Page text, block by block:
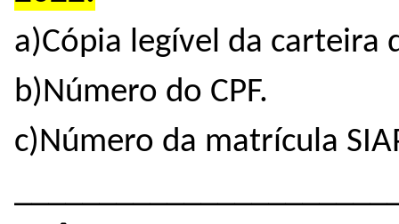
a)Cópia legível da carteira
b)Número do CPF.
c)Número da matrícula